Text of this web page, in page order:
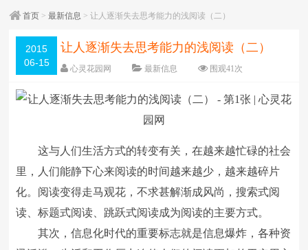
首页 >最新信息 > 让人逐渐失去思考能力的浅阅读（二）
2015
06-15
让人逐渐失去思考能力的浅阅读（二）
心灵花园网 最新信息 围观41次
字体：大 中 小
这与人们生活方式的转变有关，在越来越忙碌的社会
里，人们能静下心来阅读的时间越来越少，越来越碎片
化。阅读变得走马观花，不求甚解渐成风尚，搜索式阅
读、标题式阅读、跳跃式阅读成为阅读的主要方式。
其次，信息化时代的重要标志就是信息爆炸，各种资